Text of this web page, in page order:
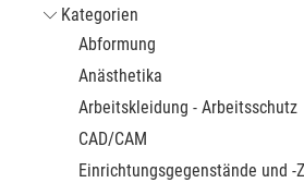
Kategorien
Abformung
Anästhetika
Arbeitskleidung - Arbeitsschutz
CAD/CAM
Einrichtungsgegenstände und -